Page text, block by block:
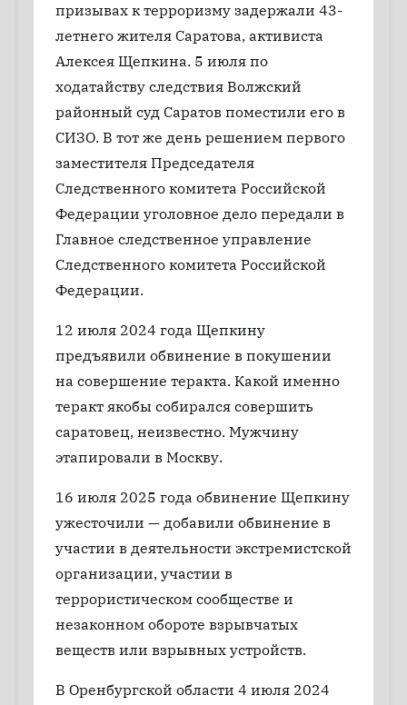
призывах к терроризму задержали 43-
летнего жителя Саратова, активиста
Алексея Щепкина. 5 июля по
ходатайству следствия Волжский
районный суд Саратов поместили его в
СИЗО. В тот же день решением первого
заместителя Председателя
Следственного комитета Российской
Федерации уголовное дело передали в
Главное следственное управление
Следственного комитета Российской
Федерации.
12 июля 2024 года Щепкину
предъявили обвинение в покушении
на совершение теракта. Какой именно
теракт якобы собирался совершить
саратовец, неизвестно. Мужчину
этапировали в Москву.
16 июля 2025 года обвинение Щепкину
ужесточили — добавили обвинение в
участии в деятельности экстремистской
организации, участии в
террористическом сообществе и
незаконном обороте взрывчатых
веществ или взрывных устройств.
В Оренбургской области 4 июля 2024